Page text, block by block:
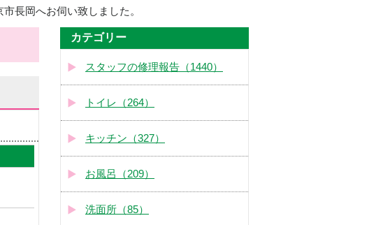
長岡へお伺い致しました。
カテゴリー
スタッフの修理報告（1440）
トイレ（264）
キッチン（327）
お風呂（209）
洗面所（85）